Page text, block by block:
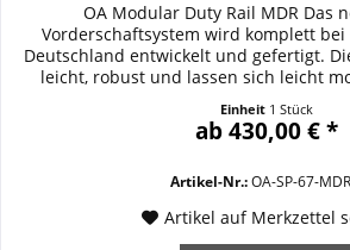
OA Modular Duty Rail MDR Das
Vorderschaftsystem wird komplett
Deutschland entwickelt und gefertigt.
leicht, robust und lassen sich leicht
auf modernsten CNC Zentren
anschließend hart eloxiert. Auf 12
Einheit 1 Stück
ab 430,00 € *
Artikel-Nr.:OA-SP-67-
Artikel auf Merkzettel